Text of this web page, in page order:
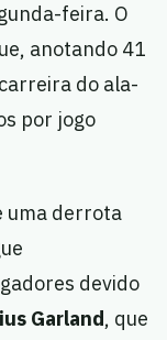
feira. O
anotando 41
do ala-
por jogo
uma derrota
devido
Garland, que